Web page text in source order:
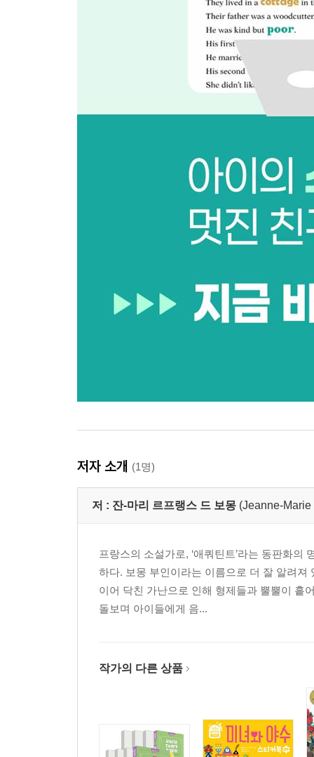
저자 소개 (1명)
저 : 잔-마리 르프랭스 드 보몽 (Jeanne-
프랑스의 소설가로, ‘애쿼틴트’라는 동판화
하다. 보몽 부인이라는 이름으로 더 잘 알려
이어 닥친 가난으로 인해 형제들과 뿔뿔이 흩
돌보며 아이들에게 음...
작가의 다른 상품